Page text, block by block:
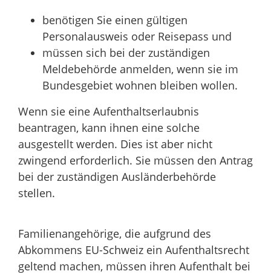
benötigen Sie einen gültigen
Personalausweis oder Reisepass und
müssen sich bei der zuständigen
Meldebehörde anmelden, wenn sie im
Bundesgebiet wohnen bleiben wollen.
Wenn sie eine Aufenthaltserlaubnis
beantragen, kann ihnen eine solche
ausgestellt werden. Dies ist aber nicht
zwingend erforderlich. Sie müssen den Antrag
bei der zuständigen Ausländerbehörde
stellen.
Familienangehörige, die aufgrund des
Abkommens EU-Schweiz ein Aufenthaltsrecht
geltend machen, müssen ihren Aufenthalt bei